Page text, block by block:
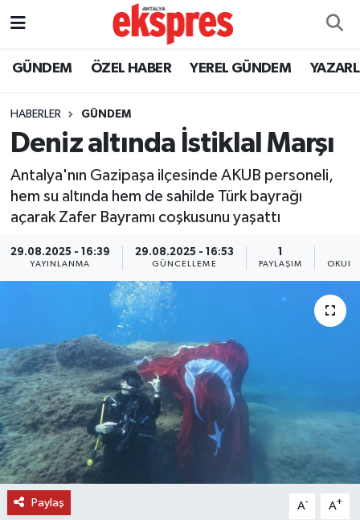
GÜNDEM ÖZEL HABER YEREL GÜNDEM
HABERLER GÜNDEM
Deniz altında İstiklal Marşı
Antalya'nın Gazipaşa ilçesinde AKUB personeli,
hem su altında hem de sahilde Türk bayrağı
açarak Zafer Bayramı coşkusunu yaşattı
29.08.2025 - 16:39
YAYINLANMA
29.08.2025 - 16:53
GÜNCELLEME
1
PAYLAŞIM
Paylaş A- A+
ÖZEL HABER
YEREL GÜNDEM
EKONOMİ
KÜLTÜR - SANAT
SPOR
SAĞLIK
DÜNYA
EĞİTİM
TURİZM
RÖPORTAJ
Nöbetçi Eczaneler
Trafik Durumu
Süper Lig Puan Durumu ve Fikstür
Tüm Manşetler
Son Dakika Haberleri
Haber Arşivi